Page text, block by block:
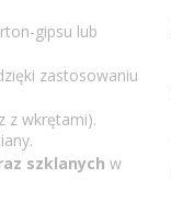
gipsu lub
zastosowaniu
z wkrętami).
szklanych w